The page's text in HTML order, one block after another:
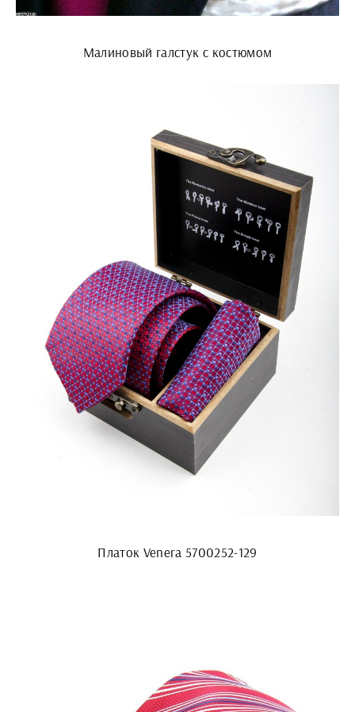
Малиновый галстук с костюмом
Платок Venera 5700252-129